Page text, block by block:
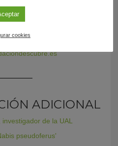
y Universidades de la
ADICIONAL
de la UAL
pseudoferus'
cookies